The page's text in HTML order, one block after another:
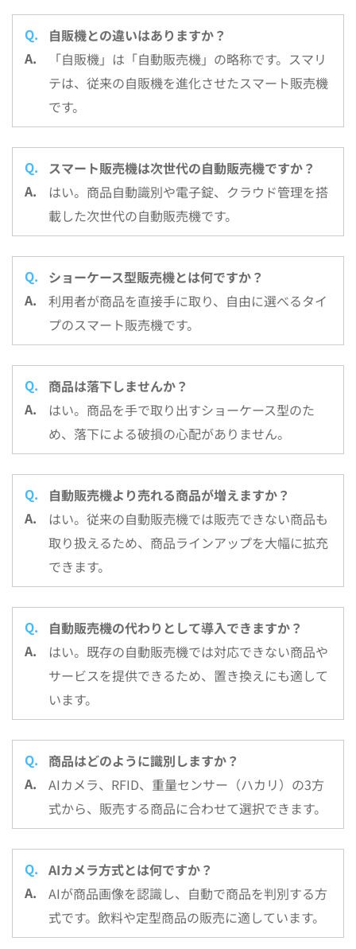
自販機との違いはありますか？
「自販機」は「自動販売機」の略称です。スマリ
テは、従来の自販機を進化させたスマート販売機
です。
スマート販売機は次世代の自動販売機ですか？
はい。商品自動識別や電子錠、クラウド管理を搭
載した次世代の自動販売機です。
ショーケース型販売機とは何ですか？
利用者が商品を直接手に取り、自由に選べるタイ
プのスマート販売機です。
商品は落下しませんか？
はい。商品を手で取り出すショーケース型のた
め、落下による破損の心配がありません。
自動販売機より売れる商品が増えますか？
はい。従来の自動販売機では販売できない商品も
取り扱えるため、商品ラインアップを大幅に拡充
できます。
自動販売機の代わりとして導入できますか？
はい。既存の自動販売機では対応できない商品や
サービスを提供できるため、置き換えにも適して
います。
商品はどのように識別しますか？
AIカメラ、RFID、重量センサー（ハカリ）の3方
式から、販売する商品に合わせて選択できます。
AIカメラ方式とは何ですか？
AIが商品画像を認識し、自動で商品を判別する方
式です。飲料や定型商品の販売に適しています。